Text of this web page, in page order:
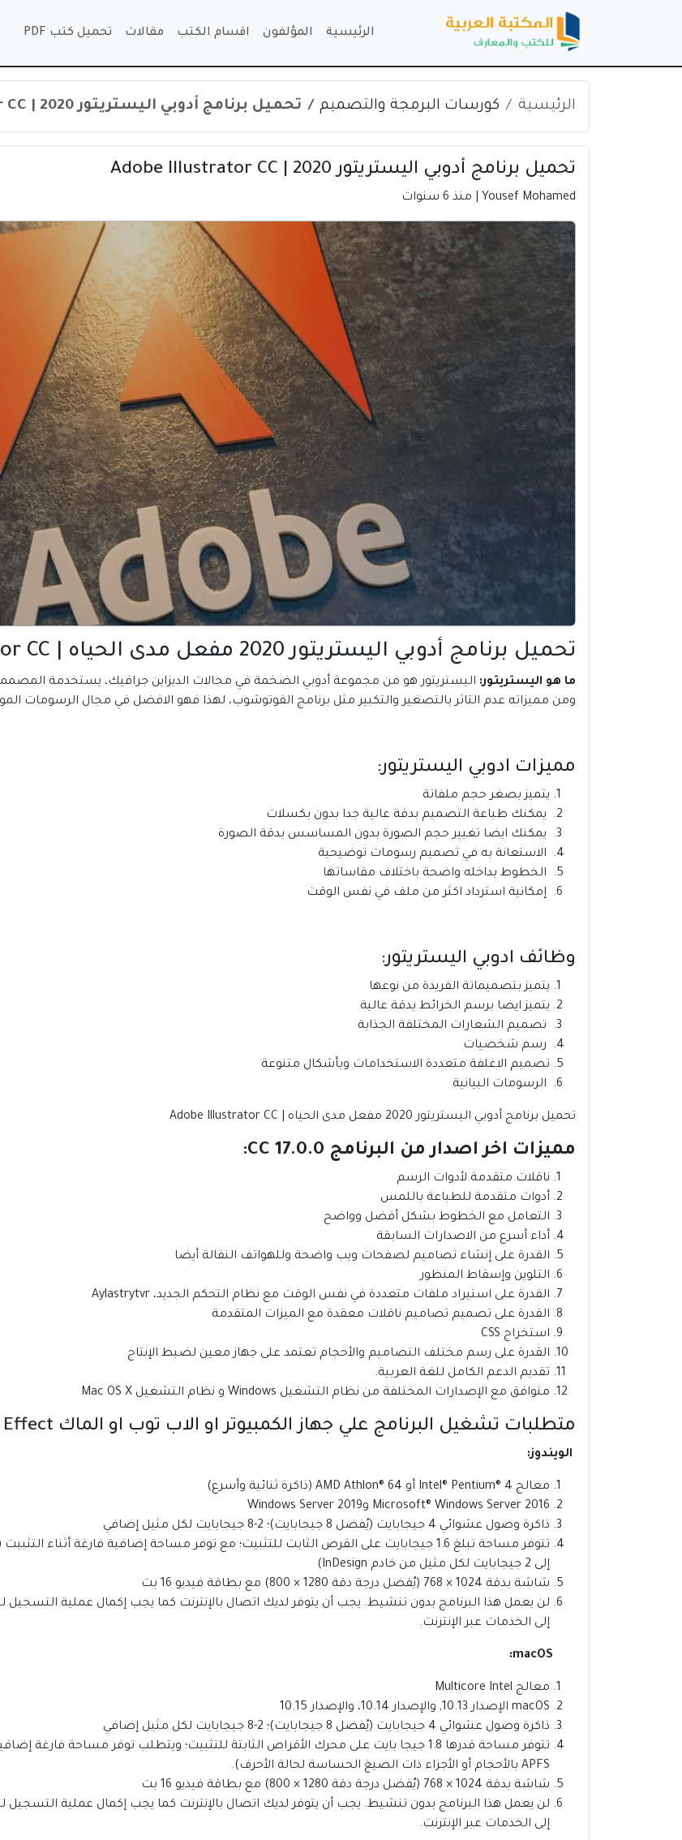
الرئيسية المؤلفون اقسام الكتب مقالات تحميل كتب PDF
الرئيسية كورسات البرمجة والتصميم تحميل برنامج أدوبي اليستريتور 2020 | Adobe Illustrator CC
تحميل برنامج أدوبي اليستريتور 2020 | Adobe Illustrator CC
Yousef Mohamed | منذ 6 سنوات
تحميل برنامج أدوبي اليستريتور 2020 مفعل مدى الحياه | Adobe Illustrator CC
ما هو اليستريتور: اليستريتور هو من مجموعة أدوبي الضخمة في مجالات الديزاين جرافيك، يستخدمة
ومن مميزاته عدم التاثر بالتصغير والتكبير مثل برنامج الفوتوشوب، لهذا فهو الافضل في مجال الرسومات
مميزات ادوبي اليستريتور:
يتميز بصغر حجم ملفاتة
يمكنك طباعة التصميم بدقة عالية جدا بدون بكسلات
يمكنك ايضا تغيير حجم الصورة بدون المساسس بدقة الصورة
الاستعانة به في تصميم رسومات توضيحية
الخطوط بداخله واضحة باختلاف مقاساتها
إمكانية استرداد اكثر من ملف في نفس الوقت
وظائف ادوبي اليستريتور:
يتميز بتصميماتة الفريدة من نوعها
يتميز ايضا برسم الخرائط بدقة عالية
تصميم الشعارات المختلفة الجذابة
رسم شخصيات
تصميم الاغلفة متعددة الاستخدامات وبأشكال متنوعة
الرسومات البيانية
تحميل برنامج أدوبي اليستريتور 2020 مفعل مدى الحياه | Adobe Illustrator CC
مميزات اخر اصدار من البرنامج CC 17.0.0:
ناقلات متقدمة لأدوات الرسم
أدوات متقدمة للطباعة باللمس
التعامل مع الخطوط بشكل أفضل وواضح
أداء أسرع من الاصدارات السابقة
القدرة على إنشاء تصاميم لصفحات ويب واضحة وللهواتف النقالة أيضا
التلوين وإسقاط المنظور
القدرة على استيراد ملفات متعددة في نفس الوقت مع نظام التحكم الجديد، Aylastrytvr
القدرة على تصميم تصاميم ناقلات معقدة مع الميزات المتقدمة
استخراج CSS
القدرة على رسم مختلف التصاميم والأحجام تعتمد على جهاز معين لضبط الإنتاج
تقديم الدعم الكامل للغة العربية.
متوافق مع الإصدارات المختلفة من نظام التشغيل Windows و نظام التشغيل Mac OS X
متطلبات تشغيل البرنامج علي جهاز الكمبيوتر او الاب توب او الماك After Effect:
الويندوز:
معالج Intel® Pentium® 4 أو AMD Athlon® 64 (ذاكرة ثنائية وأسرع)
Microsoft® Windows Server 2016 وWindows Server 2019
ذاكرة وصول عشوائي 4 جيجابايت (يُفضل 8 جيجابايت)؛ 2-8 جيجابايت لكل مثيل إضافي
إلى 2 جيجابايت لكل مثيل من خادم InDesign)
شاشة بدقة 1024 × 768 (يُفضل درجة دقة 1280 × 800) مع بطاقة فيديو 16 بت
لن يعمل هذا البرنامج بدون تنشيط. يجب أن يتوفر لديك اتصال بالإنترنت كما يجب إكمال عملية
إلى الخدمات عبر الإنترنت.
معالج Multicore Intel
macOS الإصدار 10.13, والإصدار 10.14، والإصدار 10.15
ذاكرة وصول عشوائي 4 جيجابايت (يُفضل 8 جيجابايت)؛ 2-8 جيجابايت لكل مثيل إضافي
APFS بالأحجام أو الأجزاء ذات الصيغ الحساسة لحالة الأحرف).
شاشة بدقة 1024 × 768 (يُفضل درجة دقة 1280 × 800) مع بطاقة فيديو 16 بت
لن يعمل هذا البرنامج بدون تنشيط. يجب أن يتوفر لديك اتصال بالإنترنت كما يجب إكمال عملية
إلى الخدمات عبر الإنترنت.